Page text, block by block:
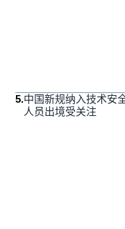
5.中国新规纳入技术
人员出境受关注